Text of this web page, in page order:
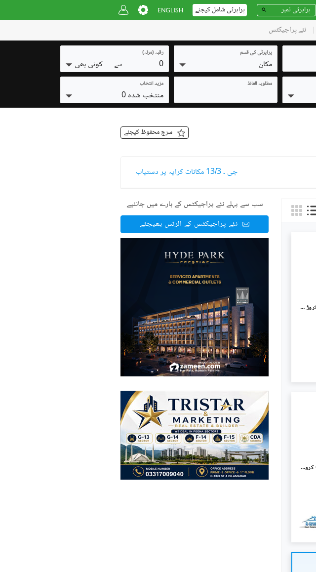
پراپرٹی شامل کیجئے
نئے پراجیکٹس
پراپرٹی کی قسم
مکان
رقبہ (مرلہ)
0 سے کوئی بھی
مطلوبہ الفاظ مزید انتخاب
منتخب شدہ 0
سرچ محفوظ کیجئے
جی ۔ 13/3 مکانات کرایہ پر دستیاب
جی ۔ 13/3 جی ۔ 13,اسلام آباد میں 4 کمروں کا 7 مرلہ مکان 7.0 کروڑ میں برائے فروخت۔
جی ۔ 13/3 جی ۔ 13,اسلام آباد میں 5 کمروں کا 8 مرلہ مکان 6.95 کروڑ میں برائے فروخت۔
سب سے پہلے نئے پراجیکٹس کے بارے میں جانئیے
نئے پراجیکٹس کے الرٹس بھیجئے